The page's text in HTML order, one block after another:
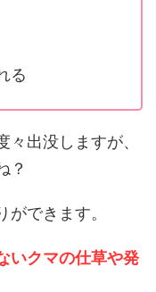
る
出没しますが、
？
できます。
いクマの仕草や発